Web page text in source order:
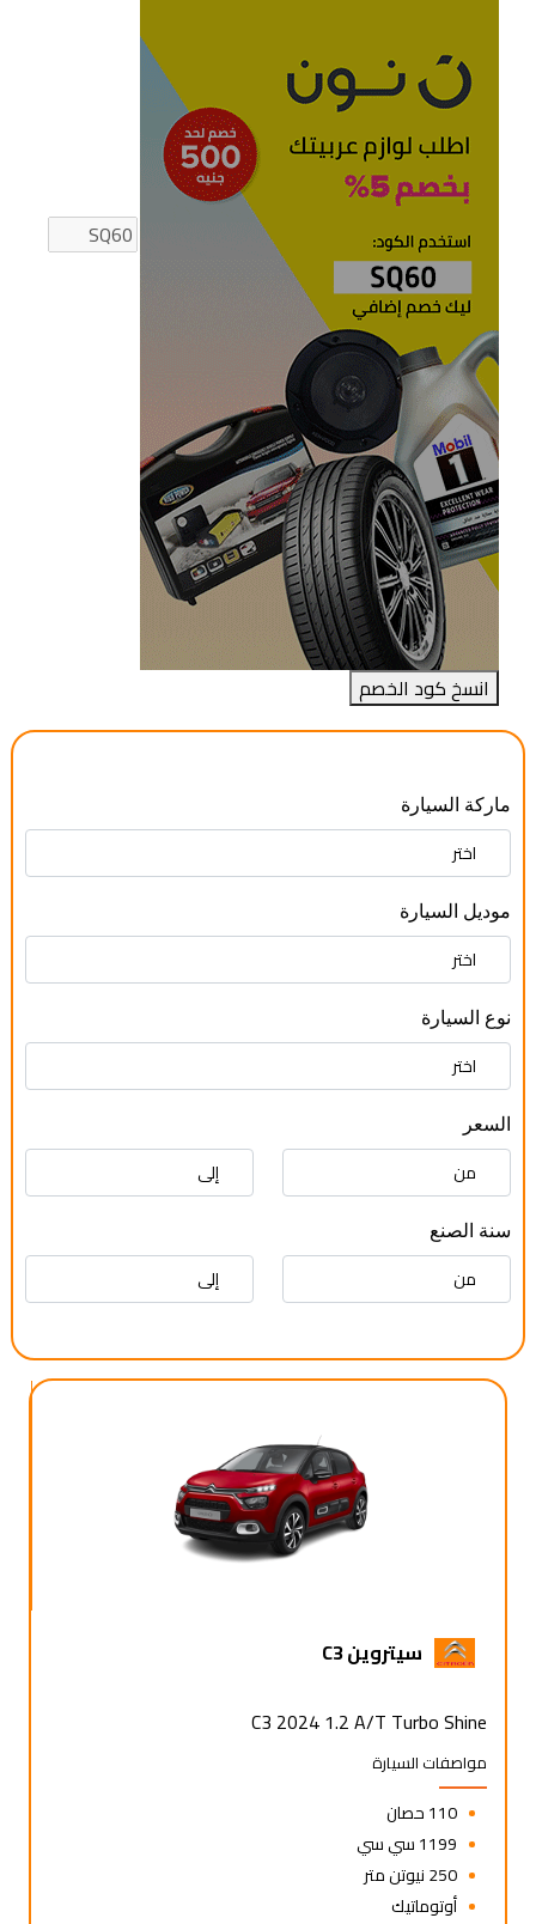
انسخ كود الخصم
ماركة السيارة
موديل السيارة
نوع السيارة
السعر
سنة الصنع
سيتروين C3
C3 2024 1.2 A/T Turbo Shine
مواصفات السيارة
110 حصان
1199 سي سي
250 نيوتن متر
أوتوماتيك